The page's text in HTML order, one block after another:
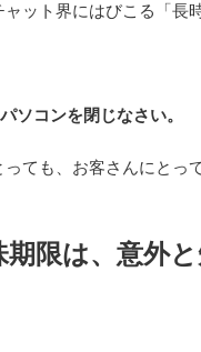
ット界にはびこる「
ソコンを閉じなさい。
ても、お客さんにと
期限は、意外